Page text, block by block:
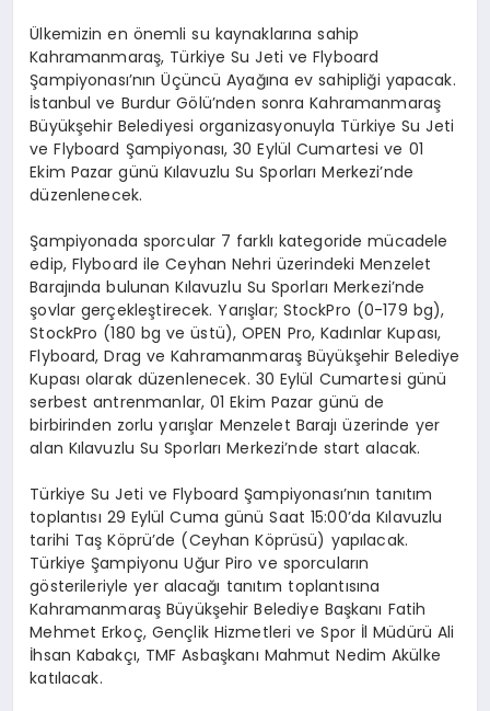
Ülkemizin en önemli su kaynaklarına sahip
Kahramanmaraş, Türkiye Su Jeti ve Flyboard
Şampiyonası’nın Üçüncü Ayağına ev sahipliği yapacak.
İstanbul ve Burdur Gölü’nden sonra Kahramanmaraş
Büyükşehir Belediyesi organizasyonuyla Türkiye Su Jeti
ve Flyboard Şampiyonası, 30 Eylül Cumartesi ve 01
Ekim Pazar günü Kılavuzlu Su Sporları Merkezi’nde
düzenlenecek.
Şampiyonada sporcular 7 farklı kategoride mücadele
edip, Flyboard ile Ceyhan Nehri üzerindeki Menzelet
Barajında bulunan Kılavuzlu Su Sporları Merkezi’nde
şovlar gerçekleştirecek. Yarışlar; StockPro (0-179 bg),
StockPro (180 bg ve üstü), OPEN Pro, Kadınlar Kupası,
Flyboard, Drag ve Kahramanmaraş Büyükşehir Belediye
Kupası olarak düzenlenecek. 30 Eylül Cumartesi günü
serbest antrenmanlar, 01 Ekim Pazar günü de
birbirinden zorlu yarışlar Menzelet Barajı üzerinde yer
alan Kılavuzlu Su Sporları Merkezi’nde start alacak.
Türkiye Su Jeti ve Flyboard Şampiyonası’nın tanıtım
toplantısı 29 Eylül Cuma günü Saat 15:00’da Kılavuzlu
tarihi Taş Köprü’de (Ceyhan Köprüsü) yapılacak.
Türkiye Şampiyonu Uğur Piro ve sporcuların
gösterileriyle yer alacağı tanıtım toplantısına
Kahramanmaraş Büyükşehir Belediye Başkanı Fatih
Mehmet Erkoç, Gençlik Hizmetleri ve Spor İl Müdürü Ali
İhsan Kabakçı, TMF Asbaşkanı Mahmut Nedim Akülke
katılacak.